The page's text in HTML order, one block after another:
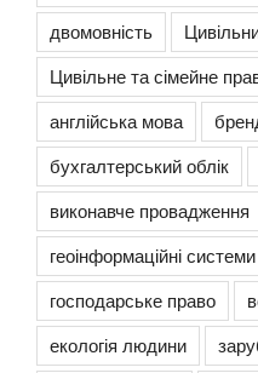
двомовність
Цивільне та сімейне
англійська мова
бухгалтерський облік
виконавче провадження
геоінформаційні системи
господарське право
екологія людини